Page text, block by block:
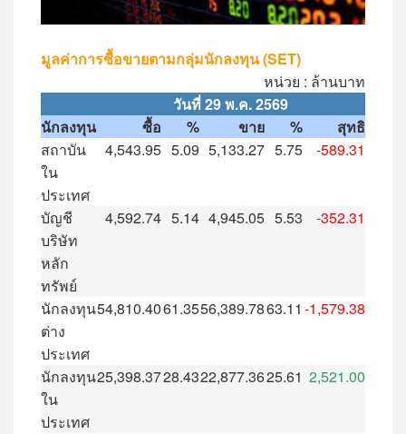
มูลค่าการซื้อขายตามกลุ่มนักลงทุน (SET)
หน่วย : ล้านบาท
วันที่29พ.ค. 2569
นักลงทุน
ซื้อ % ขาย %
สุทธิ
สถาบัน
ใน
ประเทศ
4,543.95 5.09 5,133.27 5.75 -589.31
บัญชี
บริษัท
หลัก
ทรัพย์
4,592.74 5.14 4,945.05 5.53 -352.31
นักลงทุน
ต่าง
ประเทศ
54,810.4061.3556,389.7863.11 -1,579.38
นักลงทุน
ใน
ประเทศ
25,398.3728.4322,877.3625.61 2,521.00